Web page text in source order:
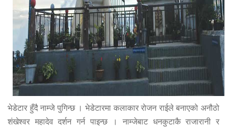
भेडेटार हुँदै नाम्जे पुगिन्छ । भेडेटारमा कलाकार रोजन राईले बनाएको अनौठो
शंखेश्वर महादेव दर्शन गर्न पाइन्छ । नाम्जेबाट धनकुटाकै राजारानी र